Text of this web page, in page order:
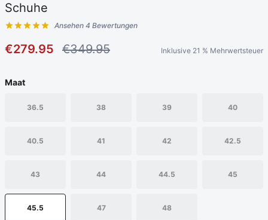
Schuhe
Kundenbewertungen
Ansehen 4 Bewertungen
€279.95 €349.95 Inklusive 21 % Mehrwertsteuer
Maat
36.5 38 39 40
40.5 41 42 42.5
43 44 44.5 45
45.5 47 48